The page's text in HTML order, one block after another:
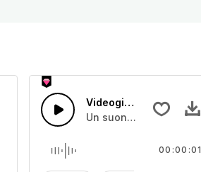
Videogioco 15
Un suono digitale secco
00:00:01